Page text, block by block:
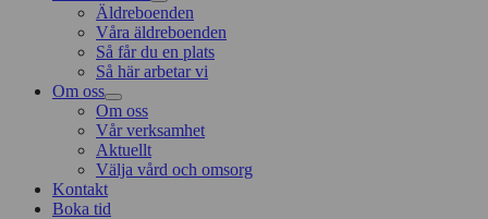
Äldreboenden
Våra äldreboenden
Så får du en plats
Så här arbetar vi
Om oss
Om oss
Vår verksamhet
Aktuellt
Välja vård och omsorg
Kontakt
Boka tid